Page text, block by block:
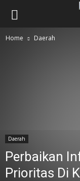
Home Daerah
Daerah
Perbaikan
Prioritas Di